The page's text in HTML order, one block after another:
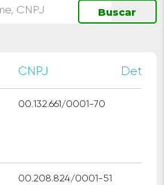
CNPJ
00.132.661/0001-70
00.208.824/0001-51